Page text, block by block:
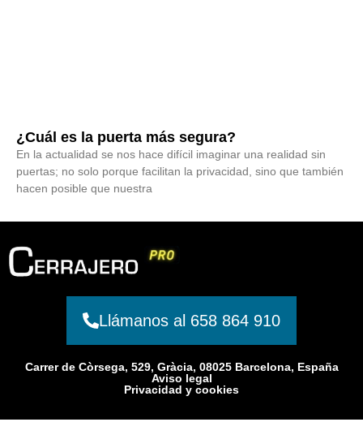
¿Cuál es la puerta más segura?
En la actualidad se nos hace difícil imaginar una realidad sin
puertas; no solo porque facilitan la privacidad, sino que también
hacen posible que nuestra
Llámanos al 658 864 910
Carrer de Còrsega, 529, Gràcia, 08025 Barcelona, España
Aviso legal
Privacidad y cookies